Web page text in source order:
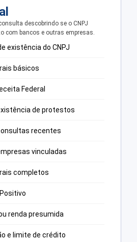
descobrindo se o CNPJ
com bancos e outras empresas.
existência do CNPJ
básicos
Federal
de protestos
recentes
vinculadas
completos
renda presumida
e limite de crédito